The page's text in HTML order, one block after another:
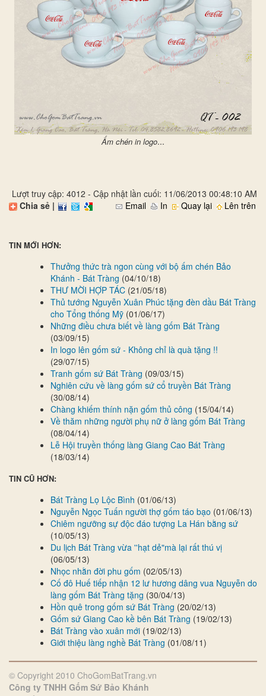
Ấm chén in logo...
Lượt truy cập: 4012 - Cập nhật lần cuối: 11/06/2013 00:48:10 AM
Chia sẻ |
Email In Quay lại Lên trên
TIN MỚI HƠN:
Thưởng thức trà ngon cùng với bộ ấm chén Bảo
Khánh - Bát Tràng (04/10/18)
THƯ MỜI HỢP TÁC (21/05/18)
Thủ tướng Nguyễn Xuân Phúc tặng đèn dầu Bát Tràng
cho Tổng thống Mỹ (01/06/17)
Những điều chưa biết về làng gốm Bát Tràng
(03/09/15)
In logo lên gốm sứ - Không chỉ là quà tặng !!
(29/07/15)
Tranh gốm sứ Bát Tràng (09/03/15)
Nghiên cứu về làng gốm sứ cổ truyền Bát Tràng
(30/08/14)
Chàng khiếm thính nặn gốm thủ công (15/04/14)
Về thăm những người phụ nữ ở làng gốm Bát Tràng
(08/04/14)
Lễ Hội truyền thống làng Giang Cao Bát Tràng
(18/03/14)
TIN CŨ HƠN:
Bát Tràng Lọ Lộc Bình (01/06/13)
Nguyễn Ngọc Tuấn người thợ gốm táo bạo (01/06/13)
Chiêm ngưỡng sự độc đáo tượng La Hán bằng sứ
(10/05/13)
Du lịch Bát Tràng vừa ''hạt dẻ"mà lại rất thú vị
(06/05/13)
Nhọc nhằn đời phu gốm (02/05/13)
Cố đô Huế tiếp nhận 12 lư hương dâng vua Nguyễn do
làng gốm Bát Tràng tặng (30/04/13)
Hồn quê trong gốm sứ Bát Tràng (20/02/13)
Gốm sứ Giang Cao kề bên Bát Tràng (19/02/13)
Bát Tràng vào xuân mới (19/02/13)
Giới thiệu làng nghề Bát Tràng (01/08/11)
© Copyright 2010 ChoGomBatTrang.vn
Công ty TNHH Gốm Sứ Bảo Khánh